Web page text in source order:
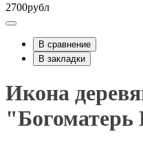
2700рубл
В сравнение
В закладки
Икона
"Богоматерь